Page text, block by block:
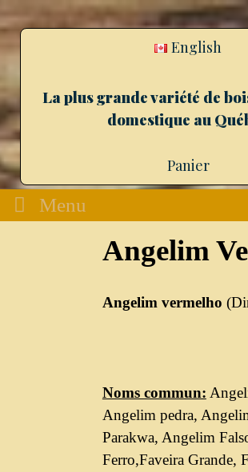
English
La plus grande variété de
domestique au
Panier
Menu
Angelim
Angelim vermelho
Noms commun:
Angelim pedra,
Parakwa, Angelim
Ferro,Faveira Grande,